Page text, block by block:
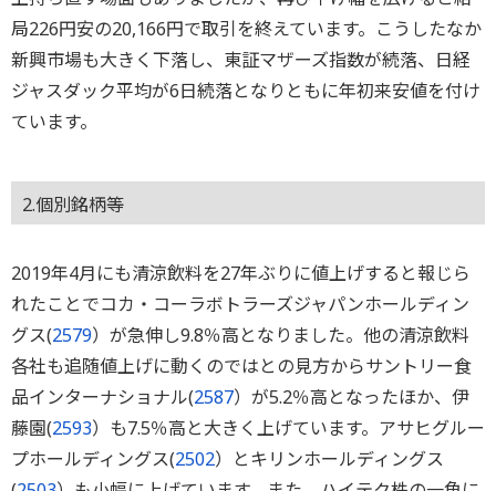
局226円安の20,166円で取引を終えています。こうしたなか
新興市場も大きく下落し、東証マザーズ指数が続落、日経
ジャスダック平均が6日続落となりともに年初来安値を付け
ています。
2.個別銘柄等
2019年4月にも清涼飲料を27年ぶりに値上げすると報じら
れたことでコカ・コーラボトラーズジャパンホールディン
グス(2579）が急伸し9.8％高となりました。他の清涼飲料
各社も追随値上げに動くのではとの見方からサントリー食
品インターナショナル(2587）が5.2％高となったほか、伊
藤園(2593）も7.5％高と大きく上げています。アサヒグルー
プホールディングス(2502）とキリンホールディングス